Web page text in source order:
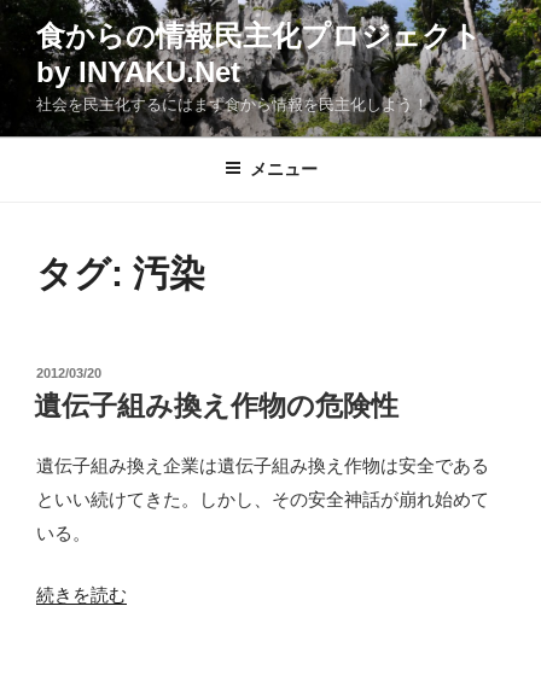
コ
食からの情報民主化プロジェクト
by INYAKU.Net
社会を民主化するにはまず食から情報を民主化しよう！
メニュー
タグ: 汚染
投
稿
日:
2012/03/20
遺伝子組み換え作物の危険性
遺伝子組み換え企業は遺伝子組み換え作物は安全である
といい続けてきた。しかし、その安全神話が崩れ始めて
いる。
“遺
続きを読む